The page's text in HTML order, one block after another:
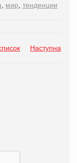
мир тенденции
Наступна